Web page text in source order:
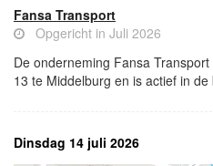
Fansa Transport
Opgericht in Juli 2026
De onderneming Fansa
13 te Middelburg en is actief in
Dinsdag 14 juli 2026